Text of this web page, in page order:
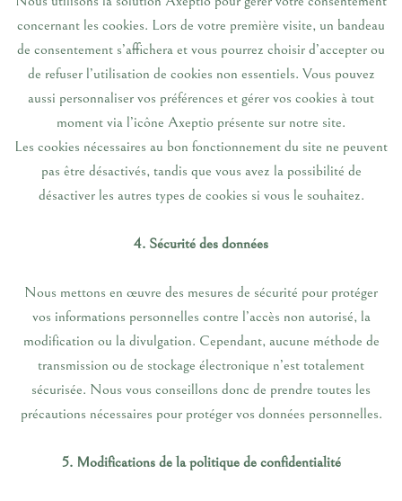
concernant les cookies. Lors de votre première visite, un bandeau
de consentement s’affichera et vous pourrez choisir d’accepter ou
de refuser l’utilisation de cookies non essentiels. Vous pouvez
aussi personnaliser vos préférences et gérer vos cookies à tout
moment via l’icône Axeptio présente sur notre site.
Les cookies nécessaires au bon fonctionnement du site ne peuvent
pas être désactivés, tandis que vous avez la possibilité de
désactiver les autres types de cookies si vous le souhaitez.
4. Sécurité des données
Nous mettons en œuvre des mesures de sécurité pour protéger
vos informations personnelles contre l’accès non autorisé, la
modification ou la divulgation. Cependant, aucune méthode de
transmission ou de stockage électronique n’est totalement
sécurisée. Nous vous conseillons donc de prendre toutes les
précautions nécessaires pour protéger vos données personnelles.
5. Modifications de la politique de confidentialité